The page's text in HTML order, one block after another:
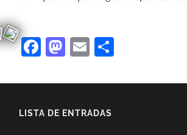
Facebook
Mastodon
Email
LISTA DE ENTRADAS